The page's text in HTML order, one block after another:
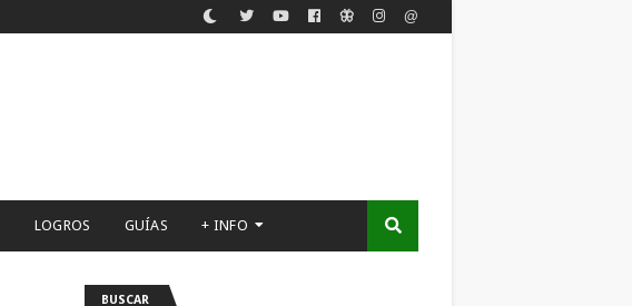
LOGROS GUÍAS + INFO
BUSCAR